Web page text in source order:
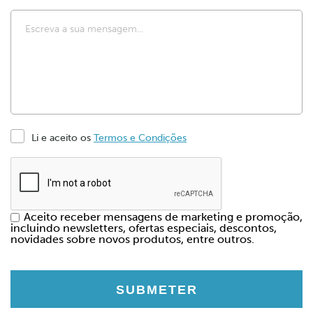
Li e aceito os Termos e Condições
Aceito receber mensagens de marketing e promoção,
incluindo newsletters, ofertas especiais, descontos,
novidades sobre novos produtos, entre outros.